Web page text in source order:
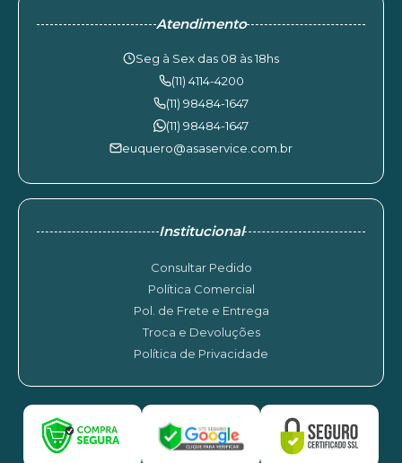
Atendimento
Seg à Sex das 08 às 18hs
(11) 4114-4200
(11) 98484-1647
(11) 98484-1647
euquero@asaservice.com.br
Institucional
Consultar Pedido
Política Comercial
Pol. de Frete e Entrega
Troca e Devoluções
Política de Privacidade